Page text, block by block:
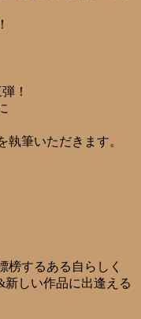
！
執筆いただきます。
榜するある自らしく
しい作品に出逢える